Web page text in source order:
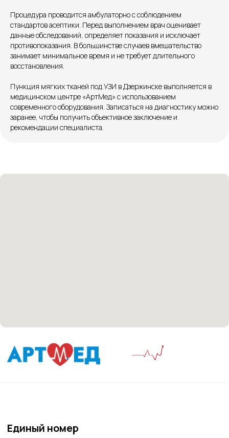
Процедура проводится амбулаторно с соблюдением
стандартов асептики. Перед выполнением врач оценивает
данные обследований, определяет показания и исключает
противопоказания. В большинстве случаев вмешательство
занимает минимальное время и не требует длительного
восстановления.
Пункция мягких тканей под УЗИ в Дзержинске выполняется в
медицинском центре «АртМед» с использованием
современного оборудования. Записаться на диагностику можно
заранее, чтобы получить объективное заключение и
рекомендации специалиста.
Пн.-пт. — с 08:00 до 20:00
Вс. — с 08:00 до 15:00
Петрищева д.35.пом.3
Патоличева 21Д,П.1
На ремонте
Новый
Политика политики конфиденциальности
Подписывайся